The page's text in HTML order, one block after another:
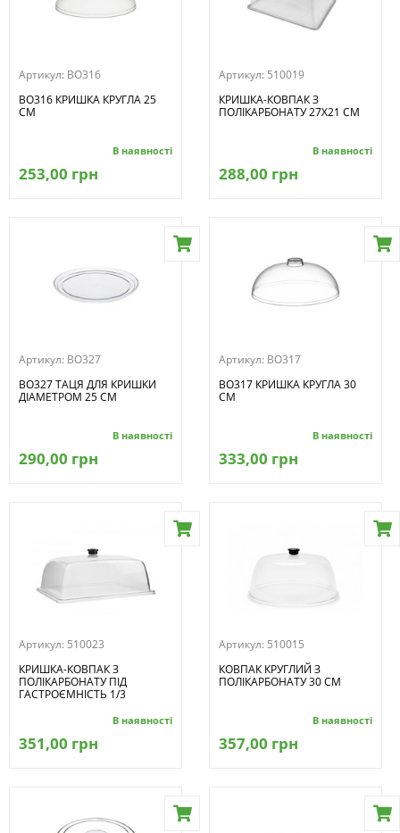
Артикул: BO316
BO316 КРИШКА КРУГЛА 25
СМ
В наявності
253,00 грн
Артикул: 510019
КРИШКА-КОВПАК З
ПОЛІКАРБОНАТУ 27Х21 СМ
В наявності
288,00 грн
Артикул: BO327
BO327 ТАЦЯ ДЛЯ КРИШКИ
ДІАМЕТРОМ 25 СМ
В наявності
290,00 грн
Артикул: BO317
BO317 КРИШКА КРУГЛА 30
СМ
В наявності
333,00 грн
Артикул: 510023
КРИШКА-КОВПАК З
ПОЛІКАРБОНАТУ ПІД
ГАСТРОЄМНІСТЬ 1/3
В наявності
351,00 грн
Артикул: 510015
КОВПАК КРУГЛИЙ З
ПОЛІКАРБОНАТУ 30 СМ
В наявності
357,00 грн